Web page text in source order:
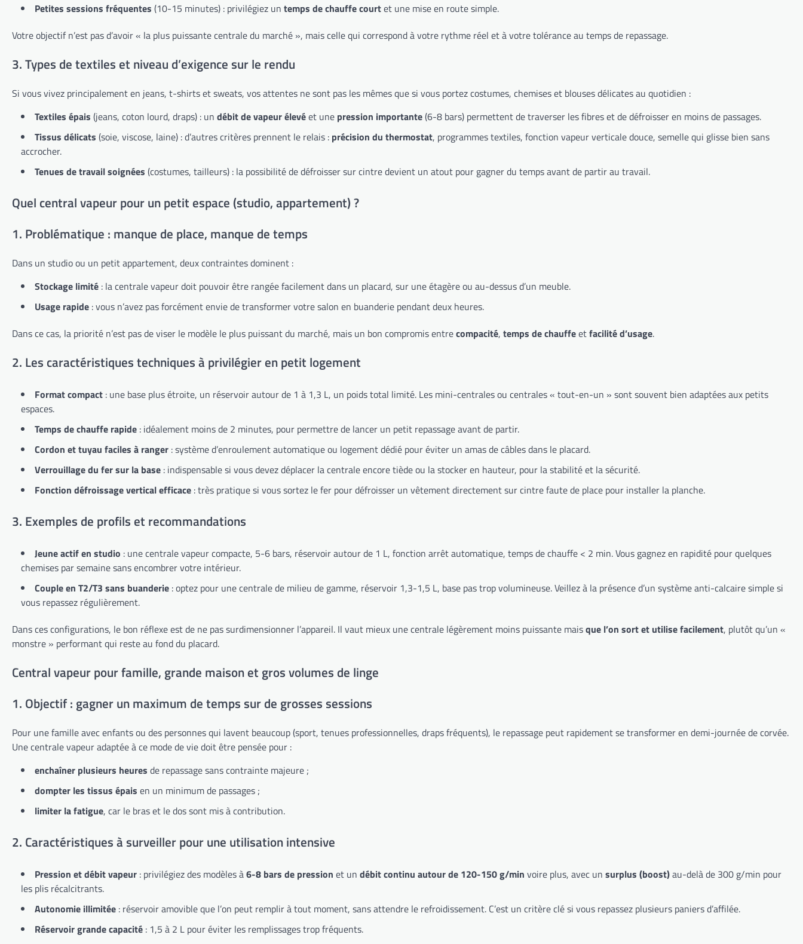
Petites sessions fréquentes (10-15 minutes) : privilégiez un temps de chauffe courtet une mise en route simple.
Votre objectif n’est pas d’avoir « la plus puissante centrale du marché », mais celle qui correspond à votre rythme réel et à votre tolérance au temps de repassage.
3. Types de textiles et niveau d’exigence sur le rendu
Si vous vivez principalement en jeans, t-shirts et sweats, vos attentes ne sont pas les mêmes que si vous portez costumes, chemises et blouses délicates au quotidien :
Textiles épais (jeans, coton lourd, draps) : un débit de vapeur élevéet une pression importante(6-8 bars) permettent de traverser les fibres et de défroisser en moins de passages.
Tissus délicats (soie, viscose, laine) : d’autres critères prennent le relais : précision du thermostat, programmes textiles, fonction vapeur verticale douce, semelle qui glisse bien sans
accrocher.
Tenues de travail soignées (costumes, tailleurs) : la possibilité de défroisser sur cintre devient un atout pour gagner du temps avant de partir au travail.
Quel central vapeur pour un petit espace (studio, appartement) ?
1. Problématique : manque de place, manque de temps
Dans un studio ou un petit appartement, deux contraintes dominent :
Stockage limité : la centrale vapeur doit pouvoir être rangée facilement dans un placard, sur une étagère ou au-dessus d’un meuble.
Usage rapide : vous n’avez pas forcément envie de transformer votre salon en buanderie pendant deux heures.
Dans ce cas, la priorité n’est pas de viser le modèle le plus puissant du marché, mais un bon compromis entrecompacité, temps de chauffeetfacilité d’usage.
2. Les caractéristiques techniques à privilégier en petit logement
Format compact : une base plus étroite, un réservoir autour de 1 à 1,3 L, un poids total limité. Les mini-centrales ou centrales « tout-en-un » sont souvent bien adaptées aux petits
espaces.
Temps de chauffe rapide : idéalement moins de 2 minutes, pour permettre de lancer un petit repassage avant de partir.
Cordon et tuyau faciles à ranger : système d’enroulement automatique ou logement dédié pour éviter un amas de câbles dans le placard.
Verrouillage du fer sur la base : indispensable si vous devez déplacer la centrale encore tiède ou la stocker en hauteur, pour la stabilité et la sécurité.
Fonction défroissage vertical efficace : très pratique si vous sortez le fer pour défroisser un vêtement directement sur cintre faute de place pour installer la planche.
3. Exemples de profils et recommandations
Jeune actif en studio : une centrale vapeur compacte, 5-6 bars, réservoir autour de 1 L, fonction arrêt automatique, temps de chauffe < 2 min. Vous gagnez en rapidité pour quelques
chemises par semaine sans encombrer votre intérieur.
Couple en T2/T3 sans buanderie : optez pour une centrale de milieu de gamme, réservoir 1,3-1,5 L, base pas trop volumineuse. Veillez à la présence d’un système anti-calcaire simple si
vous repassez régulièrement.
Dans ces configurations, le bon réflexe est de ne pas surdimensionner l’appareil. Il vaut mieux une centrale légèrement moins puissante maisque l’on sort et utilise facilement, plutôt qu’un «
monstre » performant qui reste au fond du placard.
Central vapeur pour famille, grande maison et gros volumes de linge
1. Objectif : gagner un maximum de temps sur de grosses sessions
Pour une famille avec enfants ou des personnes qui lavent beaucoup (sport, tenues professionnelles, draps fréquents), le repassage peut rapidement se transformer en demi-journée de corvée.
Une centrale vapeur adaptée à ce mode de vie doit être pensée pour :
enchaîner plusieurs heures de repassage sans contrainte majeure ;
dompter les tissus épais en un minimum de passages ;
limiter la fatigue, car le bras et le dos sont mis à contribution.
2. Caractéristiques à surveiller pour une utilisation intensive
Pression et débit vapeur : privilégiez des modèles à6-8 bars de pression et un débit continu autour de 120-150 g/min voire plus, avec un surplus (boost)au-delà de 300 g/min pour
les plis récalcitrants.
Autonomie illimitée : réservoir amovible que l’on peut remplir à tout moment, sans attendre le refroidissement. C’est un critère clé si vous repassez plusieurs paniers d’affilée.
Réservoir grande capacité : 1,5 à 2 L pour éviter les remplissages trop fréquents.